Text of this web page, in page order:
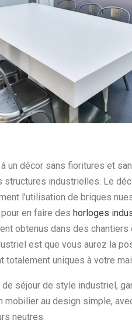
un décor sans fioritures et
structures industrielles. Le
l’utilisation de briques
en faire des horloges
obtenus dans des chantiers
est que vous aurez la
totalement uniques à votre
séjour de style industriel,
mobilier au design simple,
neutres.